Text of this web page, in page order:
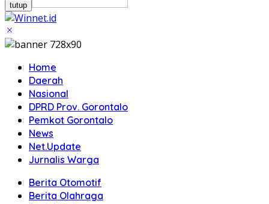
tutup
Home
Daerah
Nasional
DPRD Prov. Gorontalo
Pemkot Gorontalo
News
Net.Update
Jurnalis Warga
Berita Otomotif
Berita Olahraga